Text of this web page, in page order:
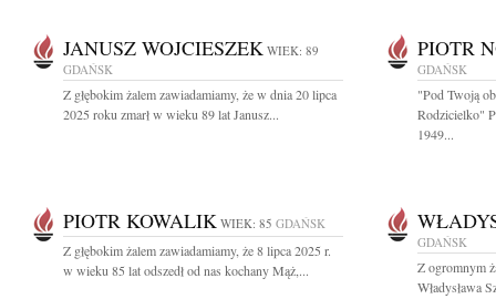
JANUSZ WOJCIESZEK WIEK: 89
GDAŃSK
Z głębokim żalem zawiadamiamy, że w dnia 20 lipca
2025 roku zmarł w wieku 89 lat Janusz...
PIOTR
GDAŃSK
"Pod Twoją
Rodzicielko"
1949...
PIOTR KOWALIK WIEK: 85 GDAŃSK
Z głębokim żalem zawiadamiamy, że 8 lipca 2025 r.
w wieku 85 lat odszedł od nas kochany Mąż,...
GDAŃSK
Z ogromnym
Władysława